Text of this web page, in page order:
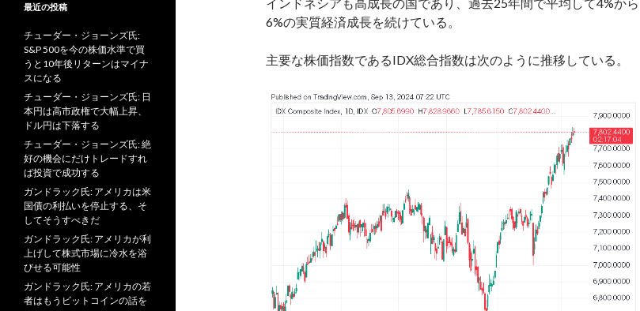
6%の実質経済成長を続けている。
主要な株価指数であるIDX総合指数は次のように推移している。
最近の投稿
チューダー・ジョーンズ氏:
S&P 500を今の株価水準で買
うと10年後リターンはマイナ
スになる
チューダー・ジョーンズ氏: 日
本円は高市政権で大幅上昇、
ドル円は下落する
チューダー・ジョーンズ氏: 絶
好の機会にだけトレードすれ
ば投資で成功する
ガンドラック氏: アメリカは米
国債の利払いを停止する、そ
してそうすべきだ
ガンドラック氏: アメリカが利
上げして株式市場に冷水を浴
びせる可能性
ガンドラック氏: アメリカの若
者はもうビットコインの話を